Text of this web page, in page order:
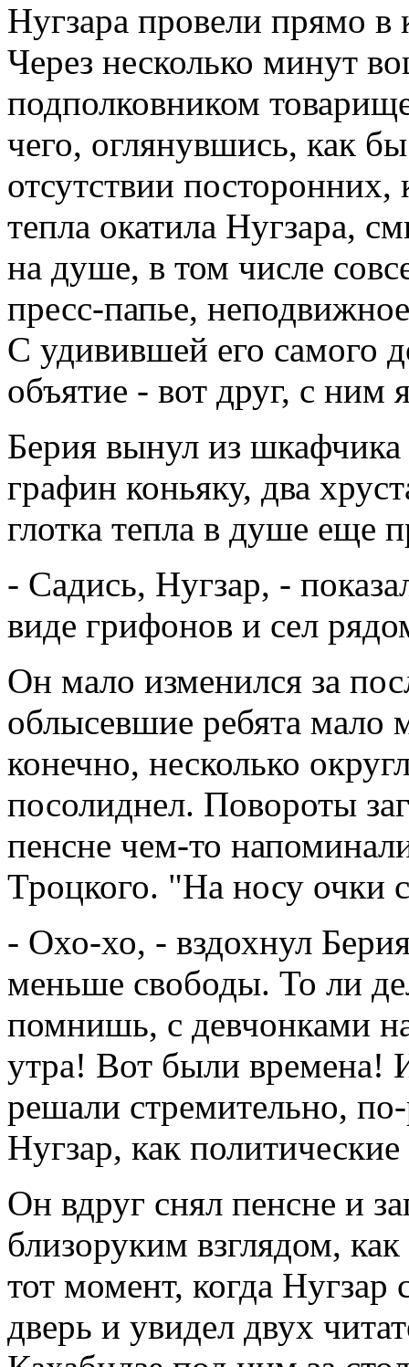
Нугзара провели прямо в
Через несколько минут
подполковником
чего, оглянувшись, как
отсутствии
тепла окатила Нугзара,
на душе, в том числе
пресс-папье,
С удивившей его самого
объятие - вот друг, с ним
Берия вынул из шкафчика
графин коньяку, два
глотка тепла в душе еще
- Садись, Нугзар, -
виде грифонов и сел
Он мало изменился за
облысевшие ребята мало
конечно, несколько
посолиднел. Повороты
пенсне чем-то
Троцкого. "На носу очки
- Охо-хо, - вздохнул
меньше свободы. То ли
помнишь, с девчонками
утра! Вот были времена!
решали стремительно,
Нугзар, как
Он вдруг снял пенсне и
близоруким взглядом,
тот момент, когда Нугзар
дверь и увидел двух